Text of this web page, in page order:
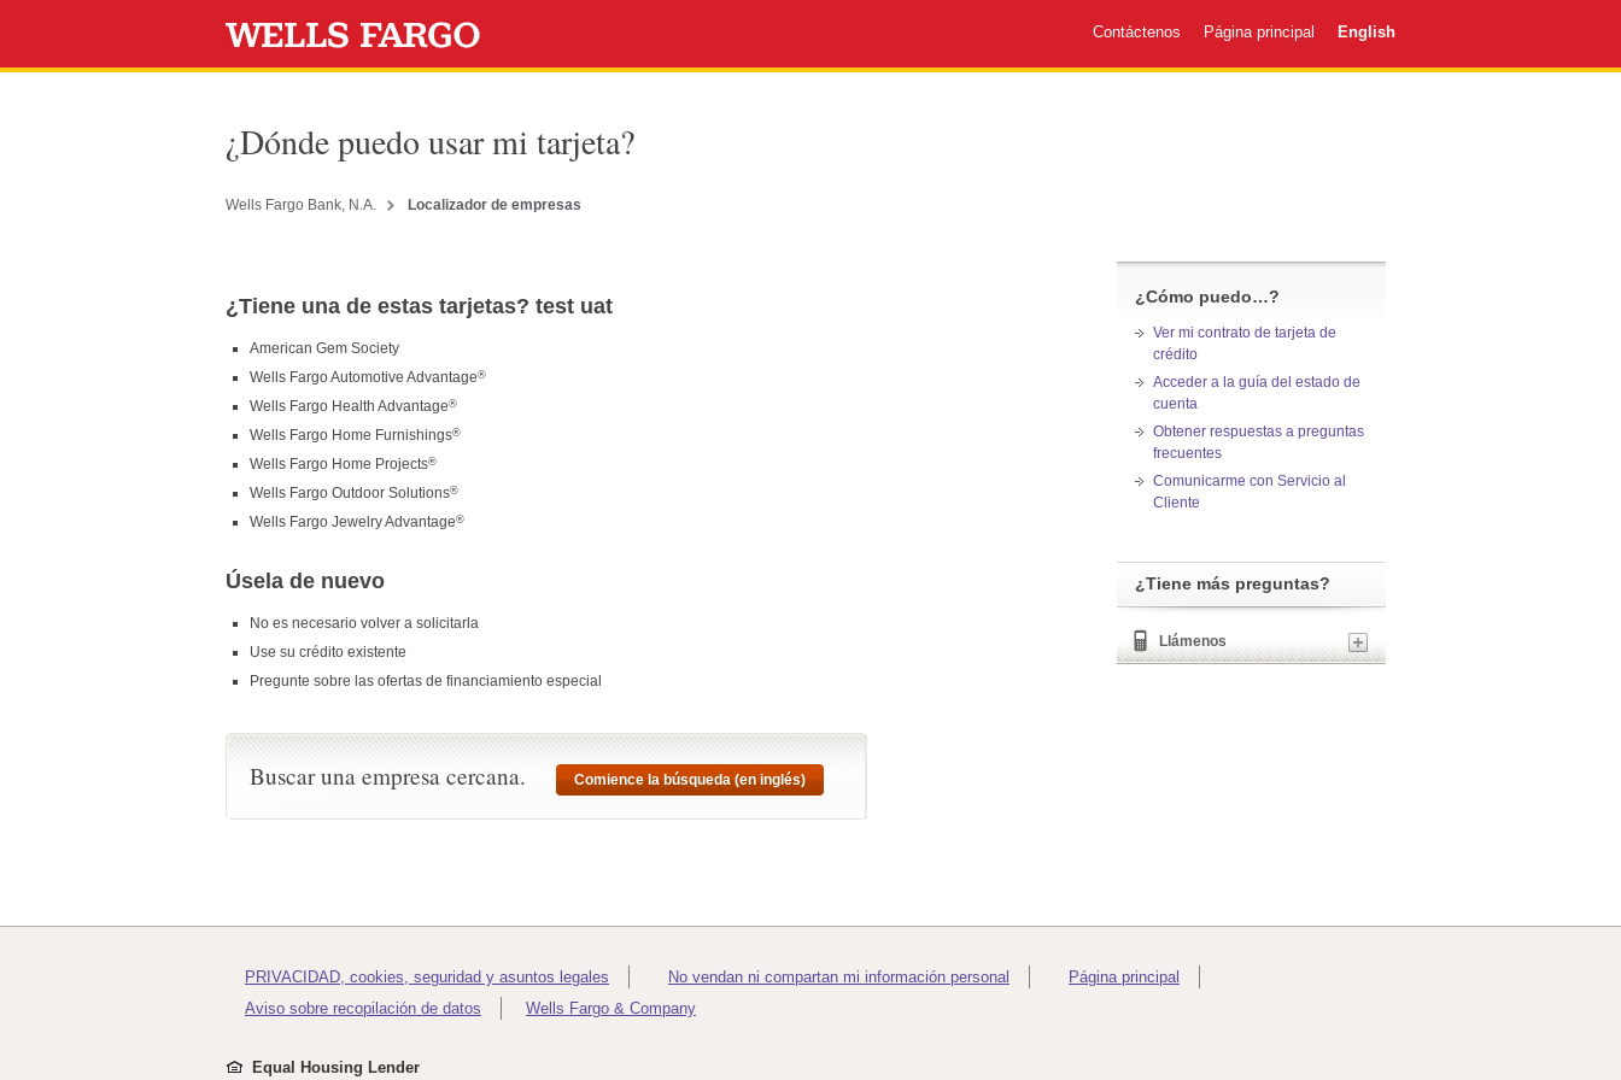
Contáctenos Página principal English
¿Dónde puedo usar mi tarjeta?
Wells Fargo Bank, N.A. Localizador de empresas
¿Tiene una de estas tarjetas? test uat
American Gem Society
Wells Fargo Automotive Advantage®
Wells Fargo Health Advantage®
Wells Fargo Home Furnishings®
Wells Fargo Home Projects®
Wells Fargo Outdoor Solutions®
Wells Fargo Jewelry Advantage®
Úsela de nuevo
No es necesario volver a solicitarla
Use su crédito existente
Pregunte sobre las ofertas de financiamiento especial
Buscar una empresa cercana. Comience la búsqueda (en inglés)
¿Cómo puedo…?
Ver mi contrato de tarjeta de
crédito
Acceder a la guía del estado de
cuenta
Obtener respuestas a preguntas
frecuentes
Comunicarme con Servicio al
Cliente
¿Tiene más preguntas?
Llámenos
PRIVACIDAD, cookies, seguridad y asuntos legales No vendan ni compartan mi información personal
Página principal
Aviso sobre recopilación de datos
Wells Fargo & Company
Equal Housing Lender